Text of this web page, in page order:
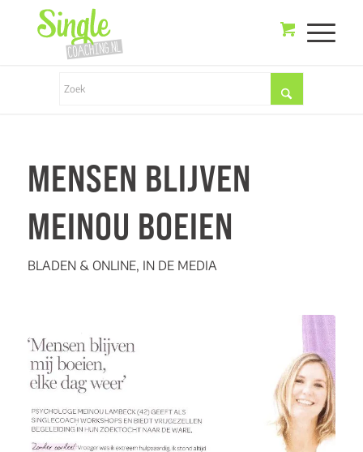
MENSEN BLIJVEN
MEINOU BOEIEN
BLADEN & ONLINE, IN DE MEDIA